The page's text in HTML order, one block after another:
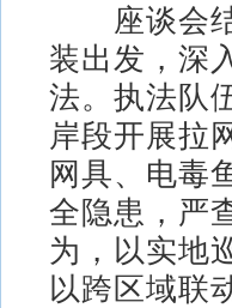
座谈会结
装出发，深
法。执法队
岸段开展拉
网具、电毒
全隐患，严
为，以实地
以跨区域联